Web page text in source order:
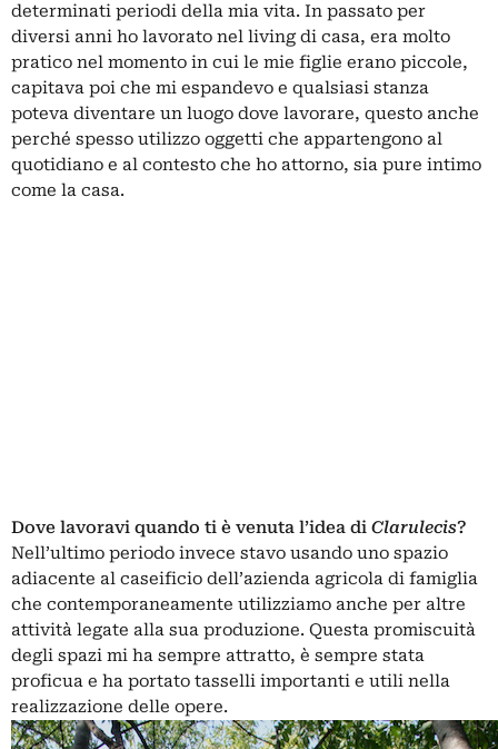
determinati periodi della mia vita. In passato per
diversi anni ho lavorato nel living di casa, era molto
pratico nel momento in cui le mie figlie erano piccole,
capitava poi che mi espandevo e qualsiasi stanza
poteva diventare un luogo dove lavorare, questo anche
perché spesso utilizzo oggetti che appartengono al
quotidiano e al contesto che ho attorno, sia pure intimo
come la casa.
Dove lavoravi quando ti è venuta l’idea di Clarulecis?
Nell’ultimo periodo invece stavo usando uno spazio
adiacente al caseificio dell’azienda agricola di famiglia
che contemporaneamente utilizziamo anche per altre
attività legate alla sua produzione. Questa promiscuità
degli spazi mi ha sempre attratto, è sempre stata
proficua e ha portato tasselli importanti e utili nella
realizzazione delle opere.